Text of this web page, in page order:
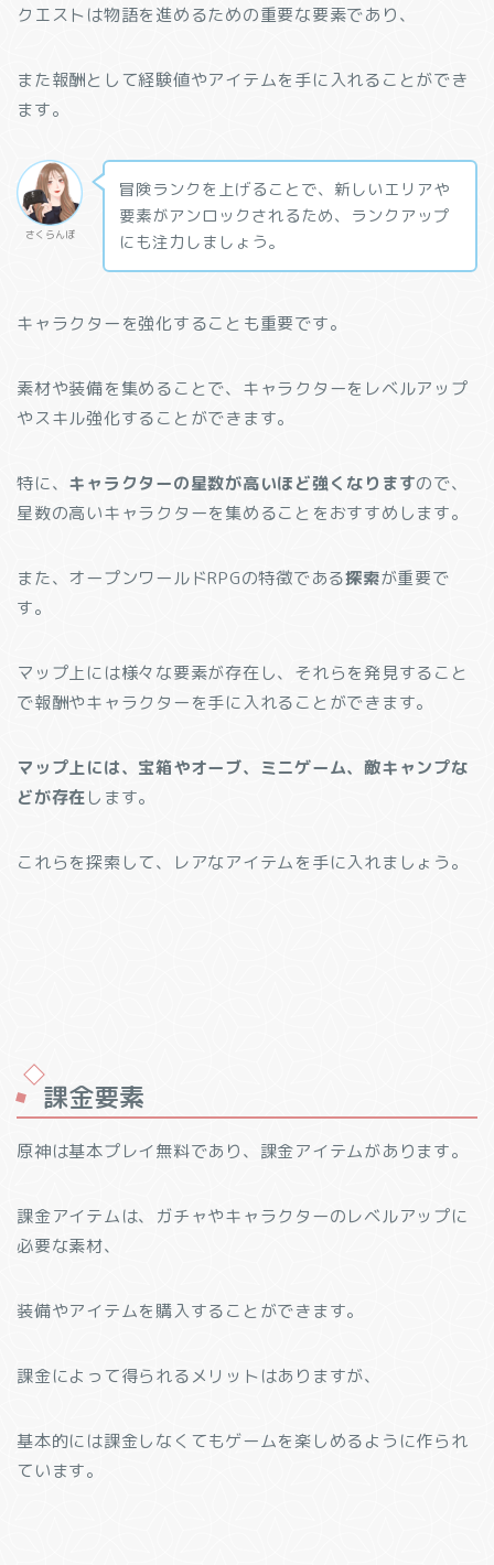
クエストは物語を進めるための重要な要素であり、
また報酬として経験値やアイテムを手に入れることができ
ます。
さくらんぼ
冒険ランクを上げることで、新しいエリアや
要素がアンロックされるため、ランクアップ
にも注力しましょう。
キャラクターを強化することも重要です。
素材や装備を集めることで、キャラクターをレベルアップ
やスキル強化することができます。
特に、 キャラクターの星数が高いほど強くなりますので、
星数の高いキャラクターを集めることをおすすめします。
また、オープンワールドRPGの特徴である探索が重要で
す。
マップ上には様々な要素が存在し、それらを発見すること
で報酬やキャラクターを手に入れることができます。
マップ上には、宝箱やオーブ、ミニゲーム、敵キャンプな
どが存在します。
これらを探索して、レアなアイテムを手に入れましょう。
課金要素
原神は基本プレイ無料であり、課金アイテムがあります。
課金アイテムは、ガチャやキャラクターのレベルアップに
必要な素材、
装備やアイテムを購入することができます。
課金によって得られるメリットはありますが、
基本的には課金しなくてもゲームを楽しめるように作られ
ています。